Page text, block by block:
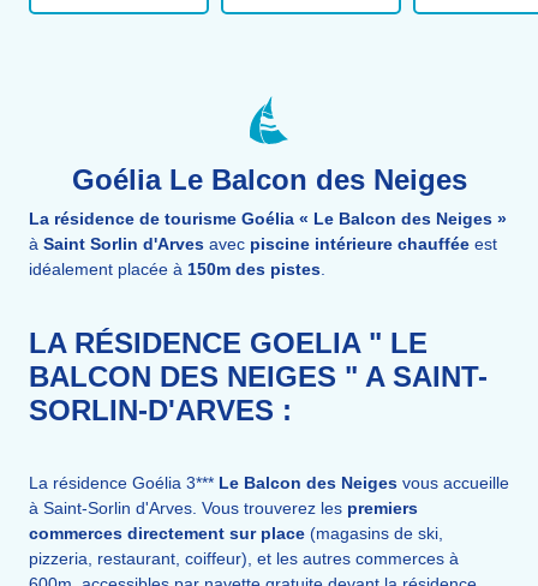
Goélia Le Balcon des Neiges
La résidence de tourisme Goélia « Le Balcon des Neiges »
à Saint Sorlin d'Arves avec piscine intérieure chauffée est
idéalement placée à 150m des pistes
LA RÉSIDENCE GOELIA " LE
BALCON DES NEIGES " A SAINT-
SORLIN-D'ARVES :
La résidence Goélia 3*** Le Balcon des Neiges vous accueille
à Saint-Sorlin d'Arves. Vous trouverez les premiers
commerces directement sur place (magasins de ski,
pizzeria, restaurant, coiffeur), et les autres commerces à